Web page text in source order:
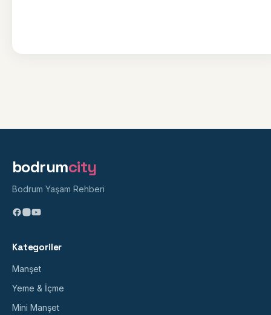
bodrumcity
Bodrum Yaşam Rehberi
Kategoriler
Manşet
Yeme & İçme
Mini Manşet